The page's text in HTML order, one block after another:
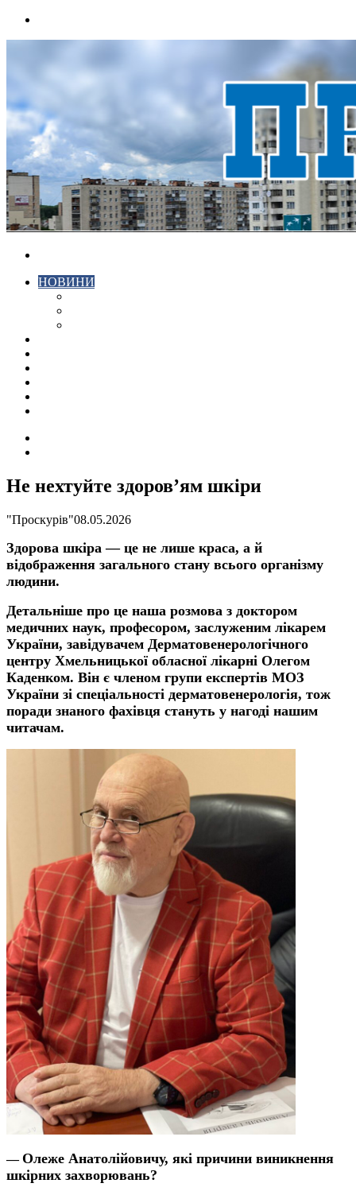
НОВИНИ
Не нехтуйте здоров’ям шкіри
"Проскурів"08.05.2026
Здорова шкіра — це не лише краса, а й
відображення загального стану всього організму
людини.
Детальніше про це наша розмова з доктором
медичних наук, професором, заслуженим лікарем
України, завідувачем Дерматовенерологічного
центру Хмельницької обласної лікарні Олегом
Каденком. Він є членом групи експертів МОЗ
України зі спеціальності дерматовенерологія, тож
поради знаного фахівця стануть у нагоді нашим
читачам.
—Олеже Анатолійовичу, які причини виникнення
шкірних захворювань?